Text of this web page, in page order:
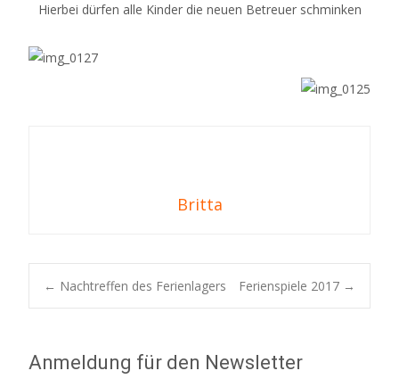
Hierbei dürfen alle Kinder die neuen Betreuer schminken
Britta
Post
navigation
← Nachtreffen des Ferienlagers Ferienspiele 2017 →
Anmeldung für den Newsletter